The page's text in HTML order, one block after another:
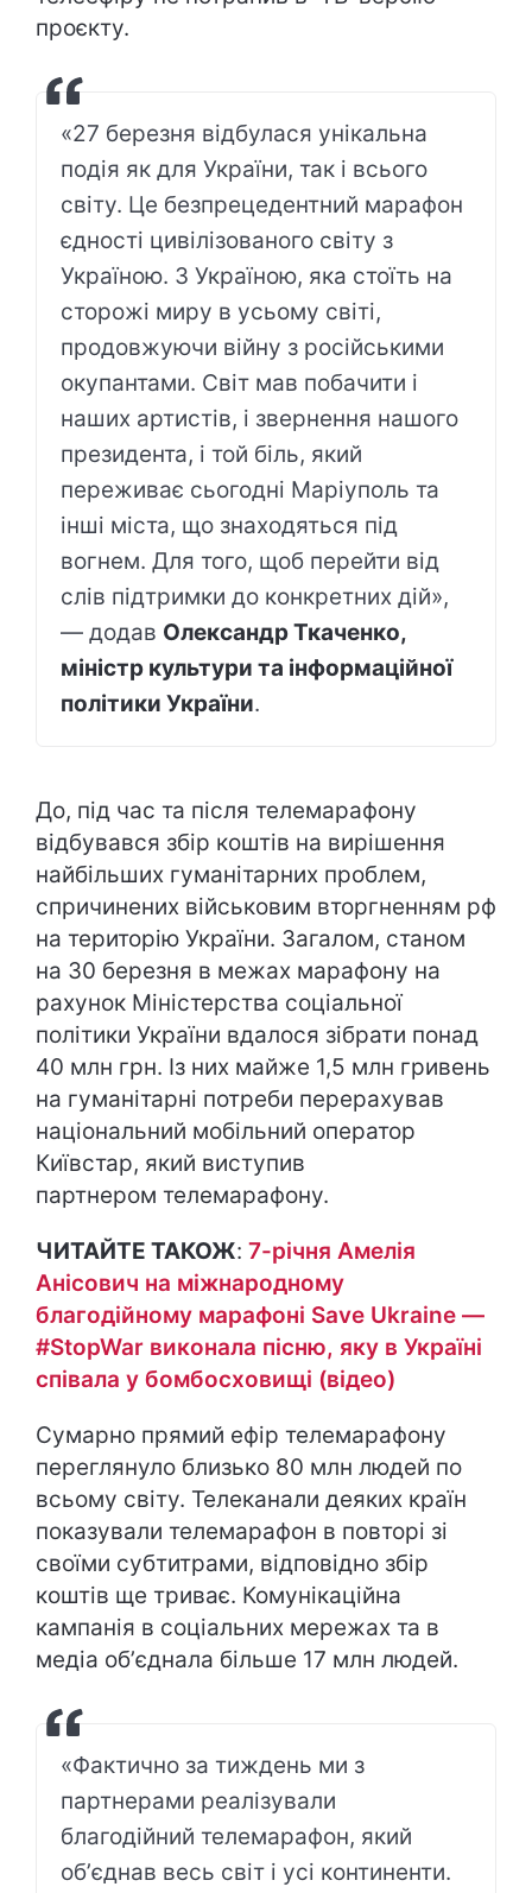
проєкту.
«27 березня відбулася унікальна
подія як для України, так і всього
світу. Це безпрецедентний марафон
єдності цивілізованого світу з
Україною. З Україною, яка стоїть на
сторожі миру в усьому світі,
продовжуючи війну з російськими
окупантами. Світ мав побачити і
наших артистів, і звернення нашого
президента, і той біль, який
переживає сьогодні Маріуполь та
інші міста, що знаходяться під
вогнем. Для того, щоб перейти від
слів підтримки до конкретних дій»,
— додав Олександр Ткаченко,
міністр культури та інформаційної
політики України.
До, під час та після телемарафону
відбувався збір коштів на вирішення
найбільших гуманітарних проблем,
спричинених військовим вторгненням рф
на територію України. Загалом, станом
на 30 березня в межах марафону на
рахунок Міністерства соціальної
політики України вдалося зібрати понад
40 млн грн. Із них майже 1,5 млн гривень
на гуманітарні потреби перерахував
національний мобільний оператор
Київстар, який виступив
партнером телемарафону.
ЧИТАЙТЕ ТАКОЖ: 7-річня Амелія
Анісович на міжнародному
благодійному марафоні Save Ukraine —
#StopWar виконала пісню, яку в Україні
співала у бомбосховищі (відео)
Сумарно прямий ефір телемарафону
переглянуло близько 80 млн людей по
всьому світу. Телеканали деяких країн
показували телемарафон в повторі зі
своїми субтитрами, відповідно збір
коштів ще триває. Комунікаційна
кампанія в соціальних мережах та в
медіа обʼєднала більше 17 млн людей.
«Фактично за тиждень ми з
партнерами реалізували
благодійний телемарафон, який
обʼєднав весь світ і усі континенти.